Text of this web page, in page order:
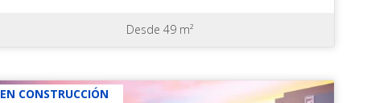
Desde 49 m²
EN CONSTRUCCIÓN